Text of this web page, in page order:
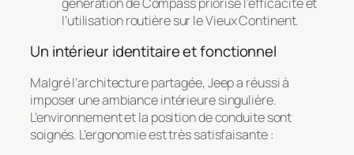
l’utilisation routière sur le Vieux Continent.
Un intérieur identitaire et fonctionnel
Malgré l’architecture partagée, Jeep a réussi à
imposer une ambiance intérieure singulière.
L’environnement et la position de conduite sont
soignés. L’ergonomie est très satisfaisante :